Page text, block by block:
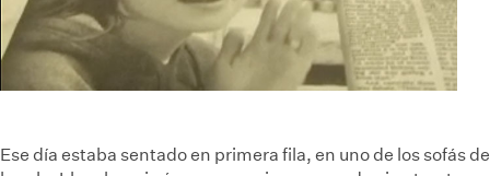
Ese día estaba sentado en primera fila, en uno de los sofás de